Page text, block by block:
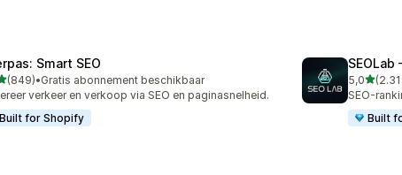
Smart SEO
5 sterren
(849) in totaal
•Gratis abonnement beschikbaar
verkeer en verkoop via SEO en paginasnelheid.
Built for Shopify
SEOLab
5,0van 5
2312
SEO-
Built